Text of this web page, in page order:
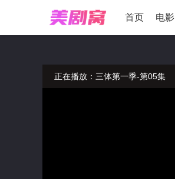
首页 电影
正在播放：三体第一季-第05集